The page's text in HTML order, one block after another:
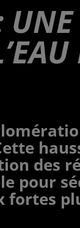
UNE
des
pour
fortes